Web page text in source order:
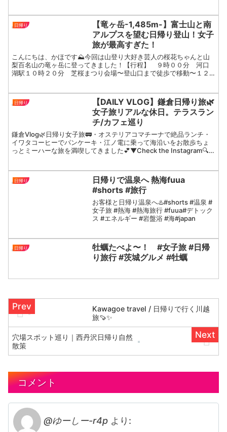
日帰り
【竜ヶ岳-1,485m-】富士山と南
アルプスを望む日帰り登山！女子
旅が最高すぎた！
こんにちは、かほです⛰今回は山登り大好き芸人の桜花ちゃんと山
梨百名山の竜ヶ岳に登ってきました！【行程】 ９時００分 河口
湖駅１０時２０分 芝桜まつり会場〜登山口まで徒歩で移動〜１２
日帰り
【DAILY VLOG】鎌倉日帰り旅🌿
女子旅リアルな休日。テラスラン
チ/カフェ巡り
鎌倉Vlog🌿日帰り女子旅🚃・オステリアコマチーナで絶品ランチ・
イワタコーヒーでパンケーキ・江ノ電に乗って海沿いをお散歩ちょ
っとミーハーな旅を満喫してきました💕▼Check the Instagram🔍
日帰り
日帰りで温泉へ 熱海fuua
#shorts #旅行
お客様と日帰り温泉へ♨️#shorts #温泉 #
女子旅 #熱海 #熱海旅行 #fuua#デトック
ス #エネルギー #岩盤浴 #海#japan
日帰り
牡蠣たべよ〜！ #女子旅 #日帰
り旅行 #茨城グルメ #牡蠣
Kawagoe travel / 日帰りで行く川越
旅🍠✨
穴場スポット巡り｜西丹沢日帰り自然
散策
コメント
@ゆーしー-r4p より: